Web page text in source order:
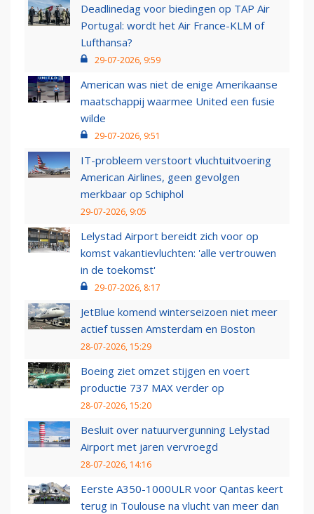
Deadlinedag voor biedingen op TAP Air
Portugal: wordt het Air France-KLM of
Lufthansa?
29-07-2026, 9:59
American was niet de enige Amerikaanse
maatschappij waarmee United een fusie
wilde
29-07-2026, 9:51
IT-probleem verstoort vluchtuitvoering
American Airlines, geen gevolgen
merkbaar op Schiphol
29-07-2026, 9:05
Lelystad Airport bereidt zich voor op
komst vakantievluchten: 'alle vertrouwen
in de toekomst'
29-07-2026, 8:17
JetBlue komend winterseizoen niet meer
actief tussen Amsterdam en Boston
28-07-2026, 15:29
Boeing ziet omzet stijgen en voert
productie 737 MAX verder op
28-07-2026, 15:20
Besluit over natuurvergunning Lelystad
Airport met jaren vervroegd
28-07-2026, 14:16
Eerste A350-1000ULR voor Qantas keert
terug in Toulouse na vlucht van meer dan